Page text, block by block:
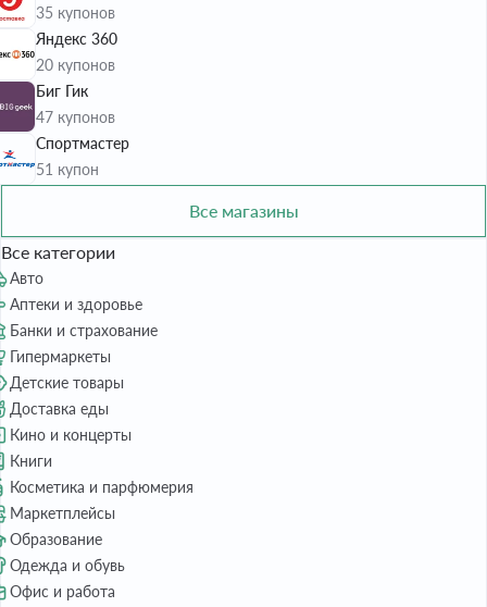
35 купонов
Яндекс 360
20 купонов
Биг Гик
47 купонов
Спортмастер
51 купон
Все магазины
Все категории
Авто
Аптеки и здоровье
Банки и страхование
Гипермаркеты
Детские товары
Доставка еды
Кино и концерты
Книги
Косметика и парфюмерия
Маркетплейсы
Образование
Одежда и обувь
Офис и работа